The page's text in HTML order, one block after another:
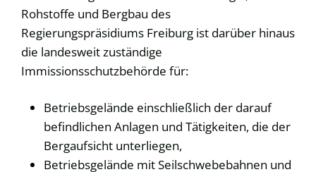
Rohstoffe und Bergbau des
Regierungspräsidiums Freiburg ist darüber hinaus
die landesweit zuständige
Immissionsschutzbehörde für:
Betriebsgelände einschließlich der darauf
befindlichen Anlagen und Tätigkeiten, die der
Bergaufsicht unterliegen,
Betriebsgelände mit Seilschwebebahnen und